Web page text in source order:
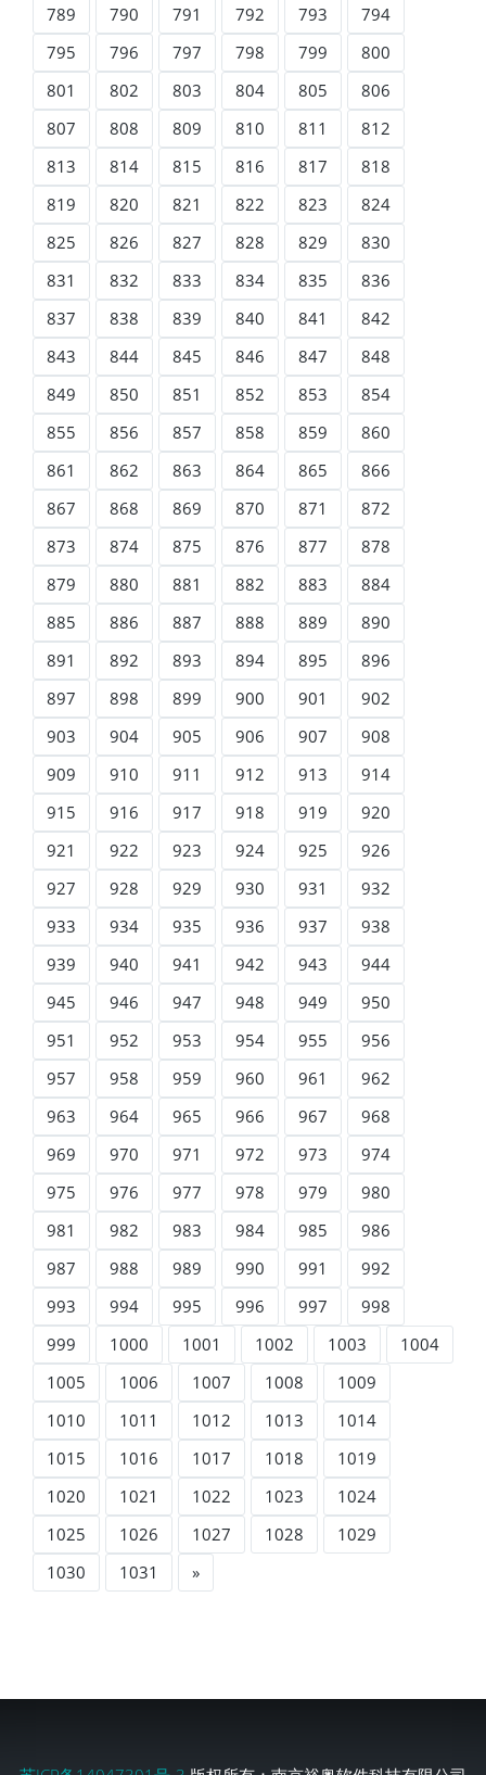
789
790 791 792 793
794
795
796 797 798 799
800
801
802 803 804 805
806
807
808 809 810 811
812
813
814 815 816 817
818
819
820 821 822 823
824
825
826 827 828 829
830
831
832 833 834 835
836
837
838 839 840 841
842
843
844 845 846 847
848
849
850 851 852 853
854
855
856 857 858 859
860
861
862 863 864 865
866
867
868 869 870 871
872
873
874 875 876 877
878
879
880 881 882 883
884
885
886 887 888 889
890
891
892 893 894 895
896
897
898 899 900 901
902
903
904 905 906 907
908
909
910 911 912 913
914
915
916 917 918 919
920
921
922 923 924 925
926
927
928 929 930 931
932
933
934 935 936 937
938
939
940 941 942 943
944
945
946 947 948 949
950
951
952 953 954 955
956
957
958 959 960 961
962
963
964 965 966 967
968
969
970 971 972 973
974
975
976 977 978 979
980
981
982 983 984 985
986
987
988 989 990 991
992
993
994 995 996 997
998
999
1000 1001 1002 1003
1004
1005
1006 1007 1008
1009
1010
1011 1012 1013
1014
1015
1016 1017 1018
1019
1020
1021 1022 1023
1024
1025
1026 1027 1028
1029
1030
1031 »